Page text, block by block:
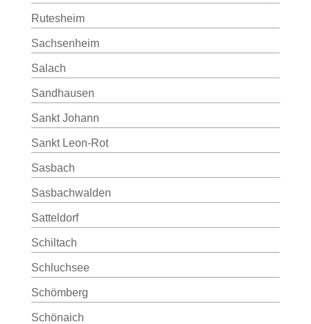
Rutesheim
Sachsenheim
Salach
Sandhausen
Sankt Johann
Sankt Leon-Rot
Sasbach
Sasbachwalden
Satteldorf
Schiltach
Schluchsee
Schömberg
Schönaich